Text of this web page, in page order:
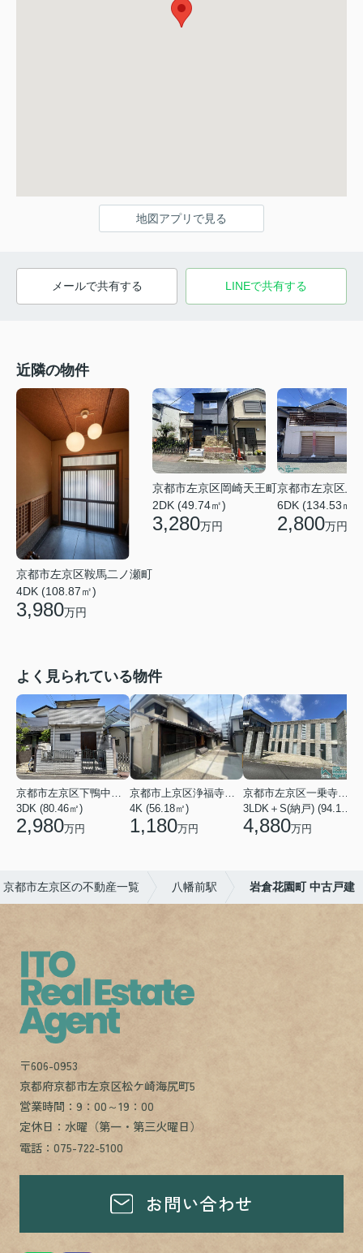
地図アプリで見る
メールで共有する LINEで共有する
近隣の物件
京都市左京区鞍馬二ノ瀬町
4DK (108.87㎡)
3,980万円
京都市左京区岡崎天王町
2DK (49.74㎡)
3,280万円
京都市左京区上
6DK (134.53㎡)
2,800万円
よく見られている物件
3DK (80.46㎡)
2,980万円
4K (56.18㎡)
1,180万円 4,880万円
京都市左京区の不動産一覧 八幡前駅 岩倉花園町 中古戸建
〒606-0953
京都府京都市左京区松ケ崎海尻町5
営業時間：9：00～19：00
定休日：水曜（第一・第三火曜日）
電話：075-722-5100
お問い合わせ